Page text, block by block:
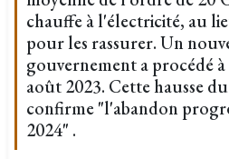
chauffe à l'électricité, au
pour les rassurer. Un
gouvernement a procédé
août 2023. Cette hausse
confirme "l'abandon
2024" .